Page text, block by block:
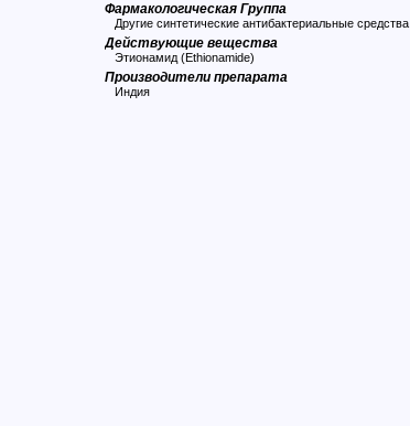
Фармакологическая Группа
Другие синтетические антибактериальные средства
Действующие вещества
Этионамид (Ethionamide)
Производители препарата
Индия